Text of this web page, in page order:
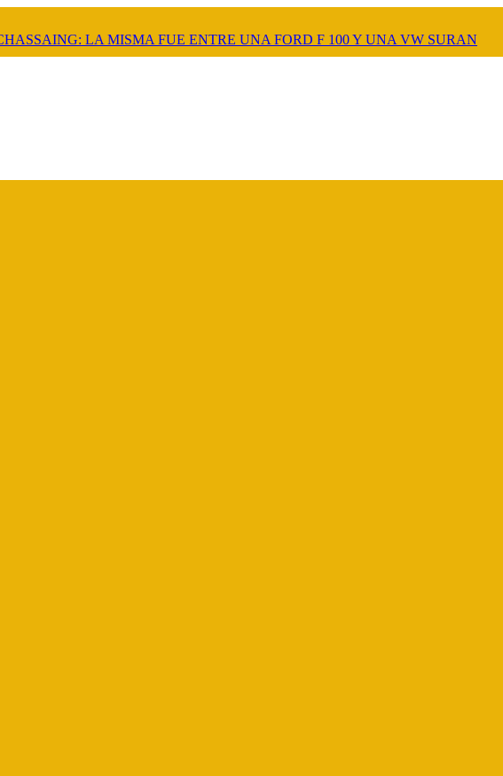
LA MISMA FUE ENTRE UNA FORD F 100 Y UNA VW SURAN